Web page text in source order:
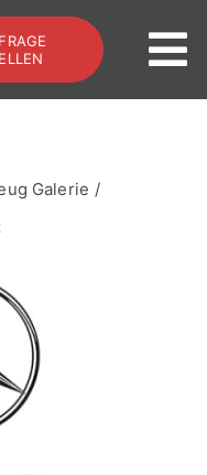
Galerie